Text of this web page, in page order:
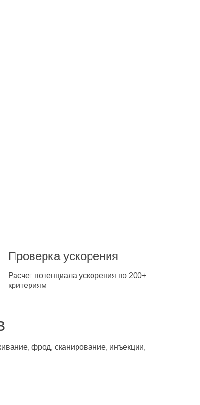
Проверка ускорения
Расчет потенциала ускорения по 200+
критериям
фрод, сканирование, инъекции,